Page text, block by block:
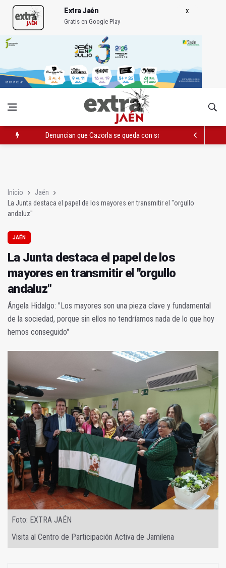
Extra Jaén
Gratis en Google Play
Denuncian que Cazorla se queda con solo dos bomberos por
Inicio
Jaén
La Junta destaca el papel de los mayores en transmitir el "orgullo
andaluz"
JAÉN
La Junta destaca el papel de los
mayores en transmitir el "orgullo
andaluz"
Ángela Hidalgo: "Los mayores son una pieza clave y fundamental
de la sociedad, porque sin ellos no tendríamos nada de lo que hoy
hemos conseguido"
Foto: EXTRA JAÉN
Visita al Centro de Participación Activa de Jamilena